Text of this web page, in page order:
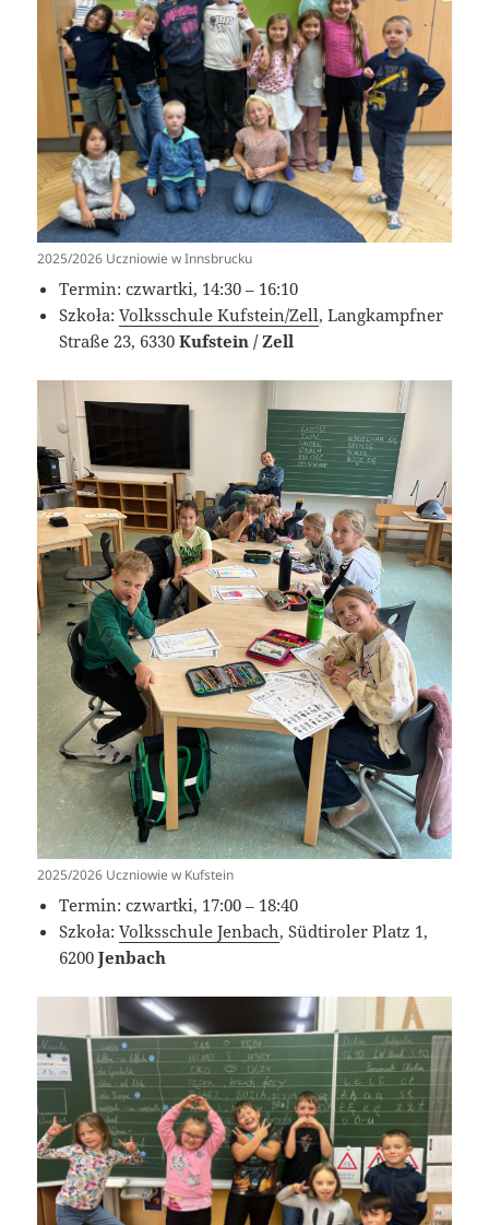
2025/2026 Uczniowie w Innsbrucku
Termin: czwartki, 14:30 – 16:10
Szkoła:Volksschule Kufstein/Zell, Langkampfner
Straße 23, 6330Kufstein / Zell
2025/2026 Uczniowie w Kufstein
Termin: czwartki, 17:00 – 18:40
Szkoła:Volksschule Jenbach, Südtiroler Platz 1,
6200Jenbach